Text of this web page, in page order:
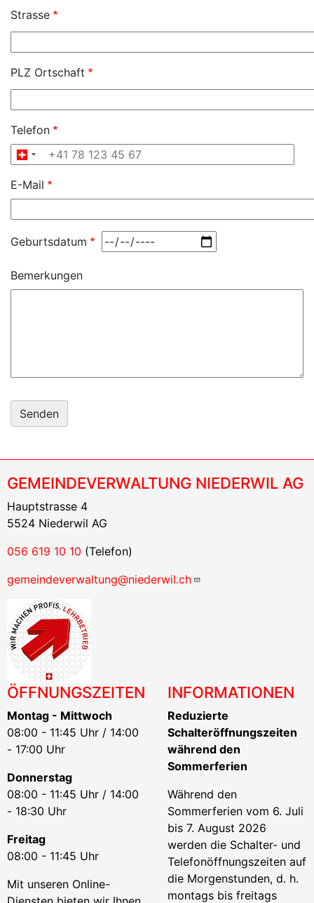
Strasse
PLZ Ortschaft
Telefon
E-Mail
Geburtsdatum
Bemerkungen
GEMEINDEVERWALTUNG NIEDERWIL AG
Hauptstrasse 4
5524 Niederwil AG
056 619 10 10 (Telefon)
gemeindeverwaltung@niederwil.ch
ÖFFNUNGSZEITEN
Montag - Mittwoch
08:00 - 11:45 Uhr / 14:00
- 17:00 Uhr
Donnerstag
08:00 - 11:45 Uhr / 14:00
- 18:30 Uhr
Freitag
08:00 - 11:45 Uhr
Mit unseren Online-
INFORMATIONEN
Reduzierte
Schalteröffnungszeiten
während den
Sommerferien
Während den
Sommerferien vom 6. Juli
bis 7. August 2026
werden die Schalter- und
Telefonöffnungszeiten auf
die Morgenstunden, d. h.
montags bis freitags